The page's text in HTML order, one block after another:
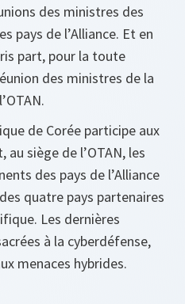
des ministres des
pays de l’Alliance. Et en
part, pour la toute
des ministres de la
de Corée participe aux
siège de l’OTAN, les
des pays de l’Alliance
quatre pays partenaires
Les dernières
à la cyberdéfense,
menaces hybrides.